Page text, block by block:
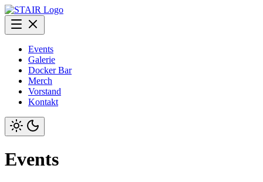
Events
Galerie
Docker Bar
Merch
Vorstand
Kontakt
Events